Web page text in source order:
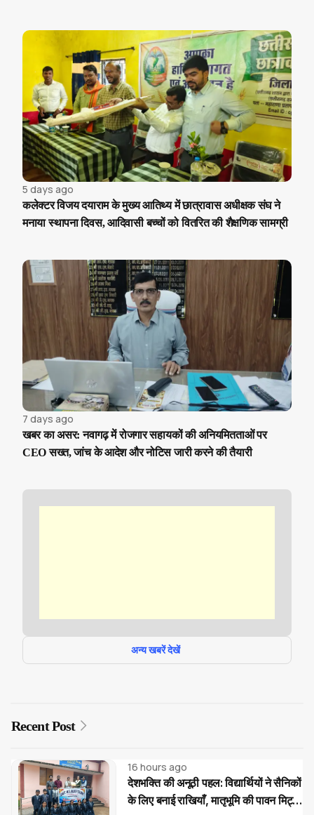
5 days ago
कलेक्टर विजय दयाराम के मुख्य आतिथ्य में छात्रावास अधीक्षक संघ ने
मनाया स्थापना दिवस, आदिवासी बच्चों को वितरित की शैक्षणिक सामग्री
7 days ago
खबर का असर: नवागढ़ में रोजगार सहायकों की अनियमितताओं पर
CEO सख्त, जांच के आदेश और नोटिस जारी करने की तैयारी
अन्य खबरें देखें
Recent Post
16 hours ago
देशभक्ति की अनूठी पहल: विद्यार्थियों ने सैनिकों
के लिए बनाई राखियाँ, मातृभूमि की पावन मिट्टी